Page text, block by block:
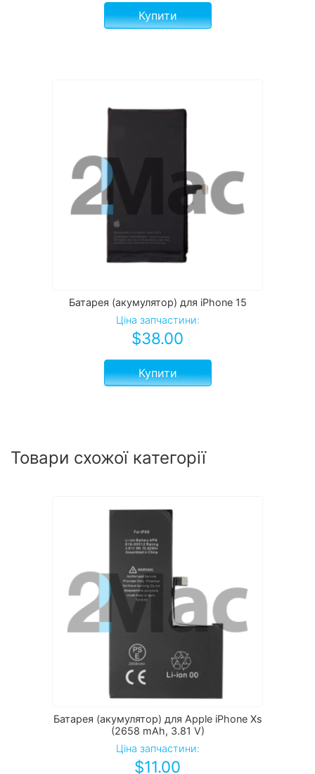
Купити
Батарея (акумулятор) для iPhone 15
Ціна запчастини:
$38.00
Купити
Товари схожої категорії
Батарея (акумулятор) для Apple iPhone Xs
(2658 mAh, 3.81 V)
Ціна запчастини:
$11.00